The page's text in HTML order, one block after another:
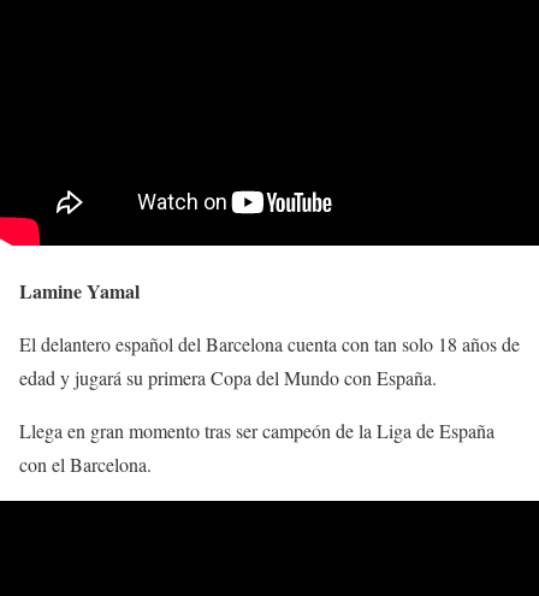
Lamine Yamal
El delantero español del Barcelona cuenta con tan solo 18 años de
edad y jugará su primera Copa del Mundo con España.
Llega en gran momento tras ser campeón de la Liga de España
con el Barcelona.